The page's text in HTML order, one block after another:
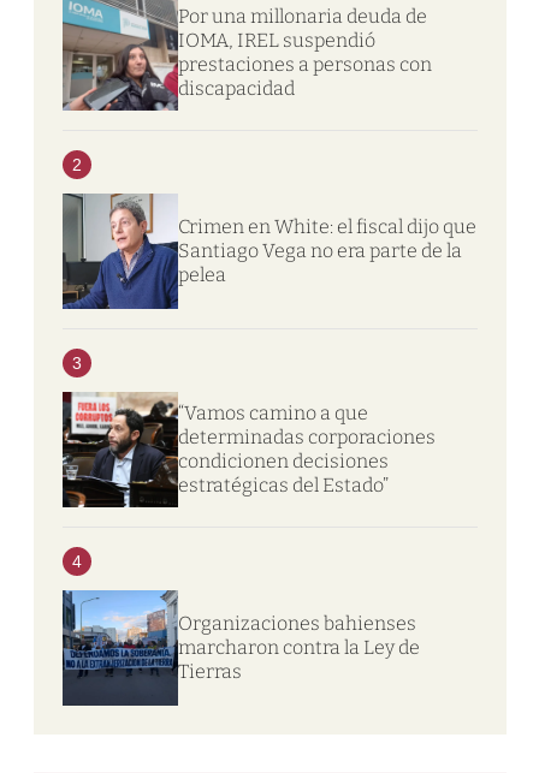
Por una millonaria deuda de
IOMA, IREL suspendió
prestaciones a personas con
discapacidad
2
Crimen en White: el fiscal dijo que
Santiago Vega no era parte de la
pelea
3
“Vamos camino a que
determinadas corporaciones
condicionen decisiones
estratégicas del Estado”
4
Organizaciones bahienses
marcharon contra la Ley de
Tierras